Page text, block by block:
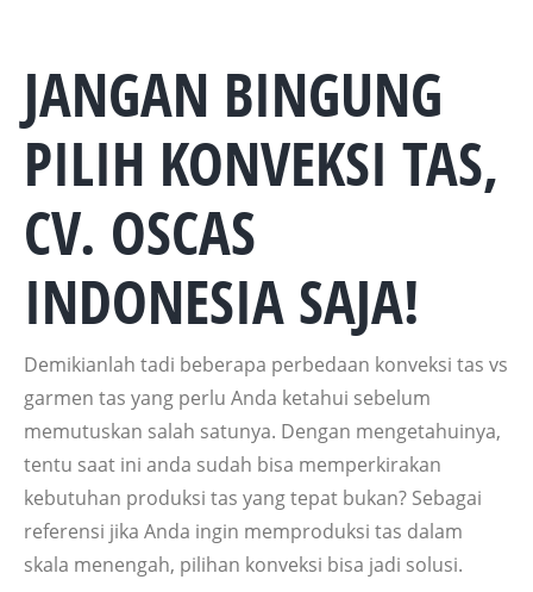
JANGAN BINGUNG
PILIH KONVEKSI TAS,
CV. OSCAS
INDONESIA SAJA!
Demikianlah tadi beberapa perbedaan konveksi tas vs
garmen tas yang perlu Anda ketahui sebelum
memutuskan salah satunya. Dengan mengetahuinya,
tentu saat ini anda sudah bisa memperkirakan
kebutuhan produksi tas yang tepat bukan? Sebagai
referensi jika Anda ingin memproduksi tas dalam
skala menengah, pilihan konveksi bisa jadi solusi.